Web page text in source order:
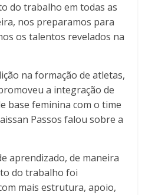
do trabalho em todas as
nos preparamos para
os talentos revelados na
na formação de atletas,
a integração de
base feminina com o time
Passos falou sobre a
aprendizado, de maneira
do trabalho foi
mais estrutura, apoio,